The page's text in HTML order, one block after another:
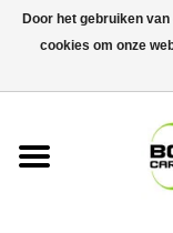
KS TOOLS
Door het gebruiken
cookies om onze